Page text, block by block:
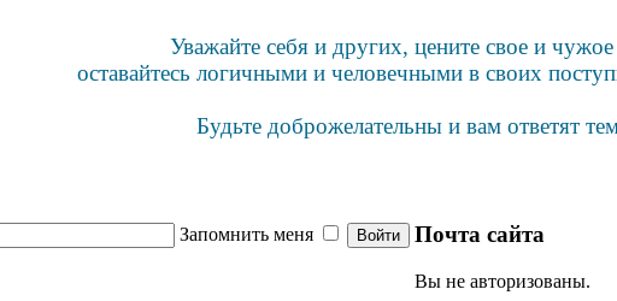
Уважайте себя и других, цените свое и
оставайтесь логичными и человечными в своих
Будьте доброжелательны и вам ответят
Запомнить меня
Почта сайта
Вы не авторизованы.